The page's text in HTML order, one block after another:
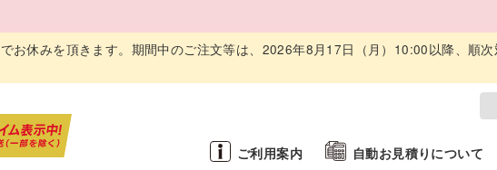
休みを頂きます。期間中のご注文等は、2026年8月17日（月）10:00以降、順次
ご利用案内 自動お見積りについて